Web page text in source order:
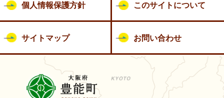
個人情報保護方針 このサイトについて
サイトマップ お問い合わせ